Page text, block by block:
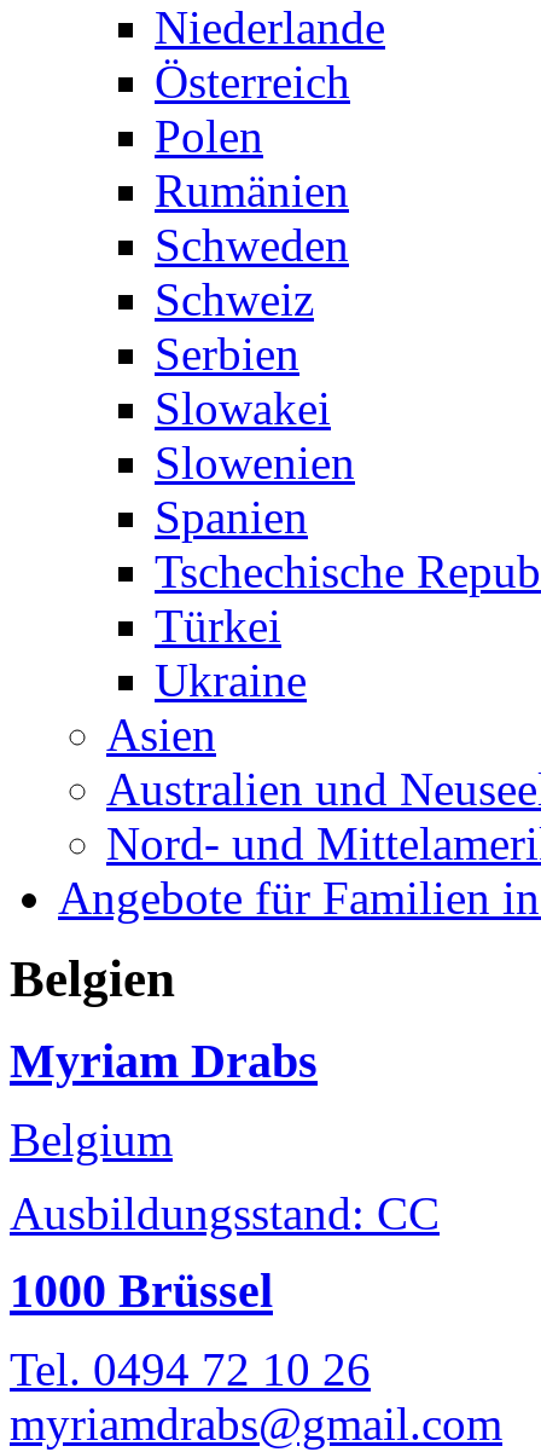
Niederlande
Österreich
Polen
Rumänien
Schweden
Schweiz
Serbien
Slowakei
Slowenien
Spanien
Tschechische
Türkei
Ukraine
Asien
Australien und
Nord- und
Angebote für Familien
Belgien
Myriam Drabs
Belgium
Ausbildungsstand: CC
1000 Brüssel
Tel. 0494 72 10 26
myriamdrabs@gmail.com